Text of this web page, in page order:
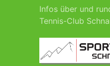
Infos über und
Tennis-Club